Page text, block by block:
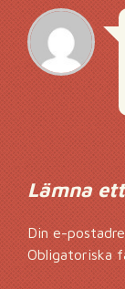
Lämna
Din e-
Obligatoriska